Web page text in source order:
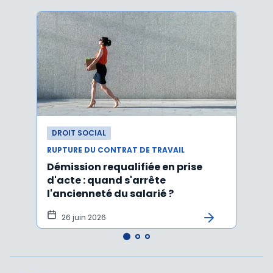
DROIT SOCIAL
RUPTURE DU CONTRAT DE TRAVAIL
Démission requalifiée en prise
d'acte : quand s'arrête
l'ancienneté du salarié ?
26 juin 2026